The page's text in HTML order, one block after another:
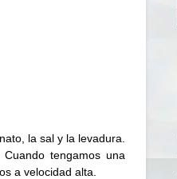
la sal y la levadura.
tengamos una
a velocidad alta.